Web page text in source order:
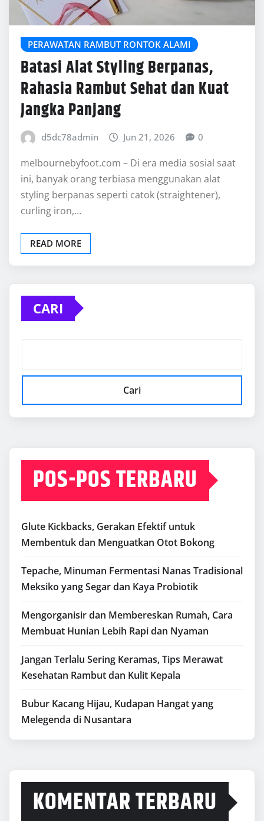
PERAWATAN RAMBUT RONTOK ALAMI
Batasi Alat Styling Berpanas,
Rahasia Rambut Sehat dan Kuat
Jangka Panjang
d5dc78admin Jun 21, 2026 0
melbournebyfoot.com – Di era media sosial saat
ini, banyak orang terbiasa menggunakan alat
styling berpanas seperti catok (straightener),
curling iron,…
READ MORE
CARI
Cari
POS-POS TERBARU
Glute Kickbacks, Gerakan Efektif untuk
Membentuk dan Menguatkan Otot Bokong
Tepache, Minuman Fermentasi Nanas Tradisional
Meksiko yang Segar dan Kaya Probiotik
Mengorganisir dan Membereskan Rumah, Cara
Membuat Hunian Lebih Rapi dan Nyaman
Jangan Terlalu Sering Keramas, Tips Merawat
Kesehatan Rambut dan Kulit Kepala
Bubur Kacang Hijau, Kudapan Hangat yang
Melegenda di Nusantara
KOMENTAR TERBARU